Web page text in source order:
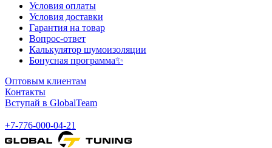
Условия оплаты
Условия доставки
Гарантия на товар
Вопрос-ответ
Калькулятор шумоизоляции
Бонусная программа✨
Оптовым клиентам
Контакты
Вступай в GlobalTeam
+7-776-000-04-21